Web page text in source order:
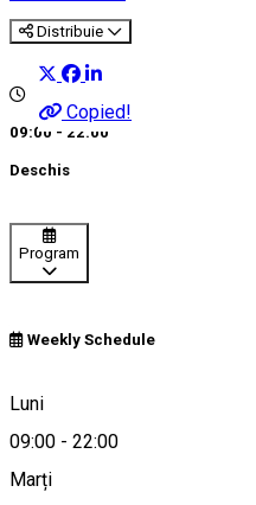
Distribuie
Copied!
09:00 - 22:00
Deschis
Program
Weekly Schedule
Luni
09:00 - 22:00
Marți
Victoria, Romania
Hartă